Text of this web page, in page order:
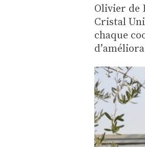
LIGNE DE MIRE
Phaco
Olivier de
Cristal
chaque